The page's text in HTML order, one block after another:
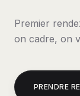
Premier
on cadre, on
PRENDRE